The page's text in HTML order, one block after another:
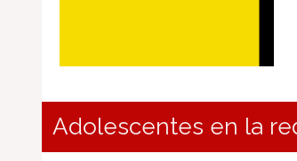
Adolescentes en la